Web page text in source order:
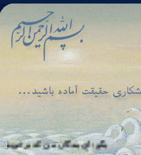
بگو: اى بندگان من كه بر خويشتنتا [مبادا] كسى بگويد: افسوس بر آنچه در كار خدا كوتاهى كردم! و حقّا كه من از ريشخند كنندگان بودم. سوره زمر 56